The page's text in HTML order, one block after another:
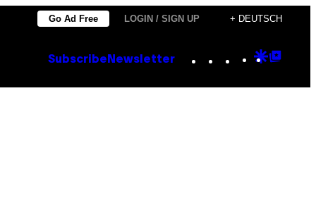
Go Ad Free LOGIN / SIGN UP + DEUTSCH
Subscribe Newsletter Instagram
TikTok
YouTube
Google